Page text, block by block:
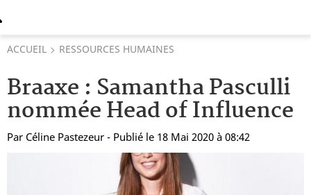
ACCUEIL RESSOURCES HUMAINES
Braaxe : Samantha Pasculli
nommée Head of Influence
Par Céline Pastezeur - Publié le 18 Mai 2020 à 08:42